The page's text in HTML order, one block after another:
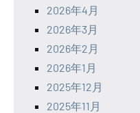
2026年4月
2026年3月
2026年2月
2026年1月
2025年12月
2025年11月